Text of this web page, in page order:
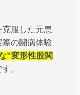
服した元患
の闘病体験
”変形性股関
。